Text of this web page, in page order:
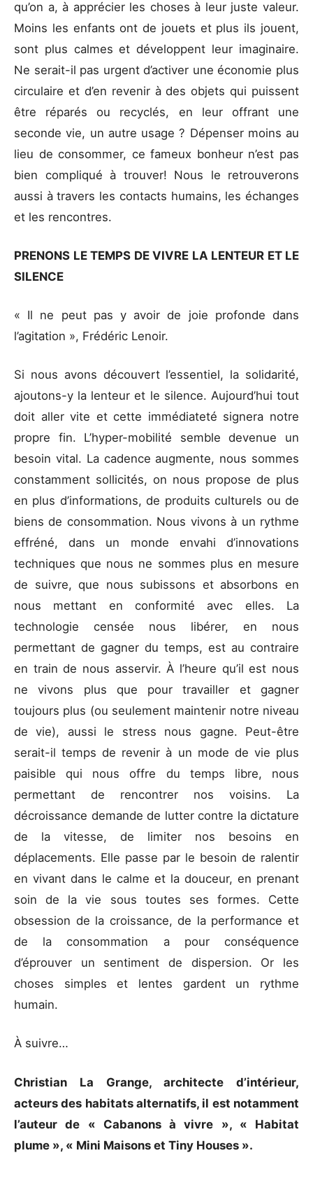
qu’on a, à apprécier les choses à leur juste valeur.
Moins les enfants ont de jouets et plus ils jouent,
sont plus calmes et développent leur imaginaire.
Ne serait-il pas urgent d’activer une économie plus
circulaire et d’en revenir à des objets qui puissent
être réparés ou recyclés, en leur offrant une
seconde vie, un autre usage ? Dépenser moins au
lieu de consommer, ce fameux bonheur n’est pas
bien compliqué à trouver! Nous le retrouverons
aussi à travers les contacts humains, les échanges
et les rencontres.
PRENONS LE TEMPS DE VIVRE LA LENTEUR ET LE
SILENCE
« Il ne peut pas y avoir de joie profonde dans
l’agitation », Frédéric Lenoir.
Si nous avons découvert l’essentiel, la solidarité,
ajoutons-y la lenteur et le silence. Aujourd’hui tout
doit aller vite et cette immédiateté signera notre
propre fin. L’hyper-mobilité semble devenue un
besoin vital. La cadence augmente, nous sommes
constamment sollicités, on nous propose de plus
en plus d’informations, de produits culturels ou de
biens de consommation. Nous vivons à un rythme
effréné, dans un monde envahi d’innovations
techniques que nous ne sommes plus en mesure
de suivre, que nous subissons et absorbons en
nous mettant en conformité avec elles. La
technologie censée nous libérer, en nous
permettant de gagner du temps, est au contraire
en train de nous asservir. À l’heure qu’il est nous
ne vivons plus que pour travailler et gagner
toujours plus (ou seulement maintenir notre niveau
de vie), aussi le stress nous gagne. Peut-être
serait-il temps de revenir à un mode de vie plus
paisible qui nous offre du temps libre, nous
permettant de rencontrer nos voisins. La
décroissance demande de lutter contre la dictature
de la vitesse, de limiter nos besoins en
déplacements. Elle passe par le besoin de ralentir
en vivant dans le calme et la douceur, en prenant
soin de la vie sous toutes ses formes. Cette
obsession de la croissance, de la performance et
de la consommation a pour conséquence
d’éprouver un sentiment de dispersion. Or les
choses simples et lentes gardent un rythme
humain.
À suivre…
Christian La Grange, architecte d’intérieur,
acteurs des habitats alternatifs, il est notamment
l’auteur de « Cabanons à vivre », « Habitat
plume », « Mini Maisons et Tiny Houses ».